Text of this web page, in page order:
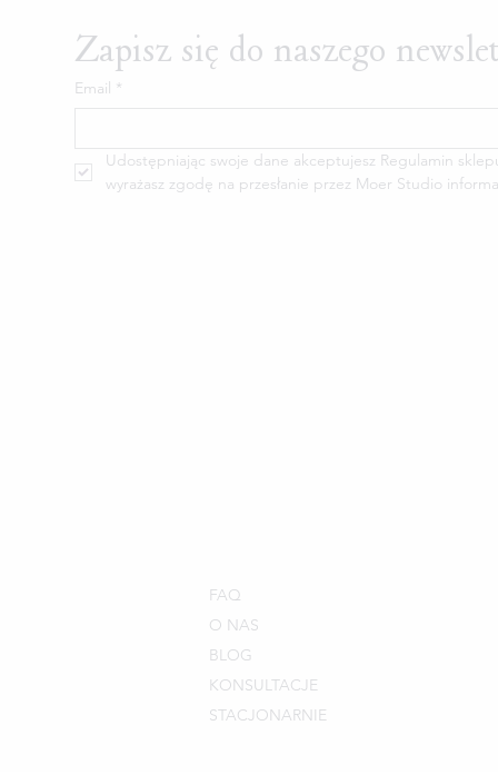
Zapisz się do naszego
Email *
Udostępniając swoje dane akceptujesz Regulamin
wyrażasz zgodę na przesłanie przez Moer Studio
FAQ
O NAS
BLOG
KONSULTACJE
STACJONARNIE